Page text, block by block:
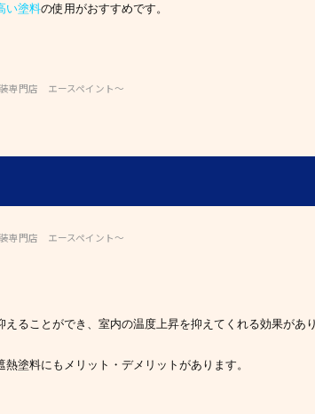
い塗料の使用がおすすめです。
専門店 エースペイント～
専門店 エースペイント～
ることができ、室内の温度上昇を抑えてくれる効果があ
塗料にもメリット・デメリットがあります。